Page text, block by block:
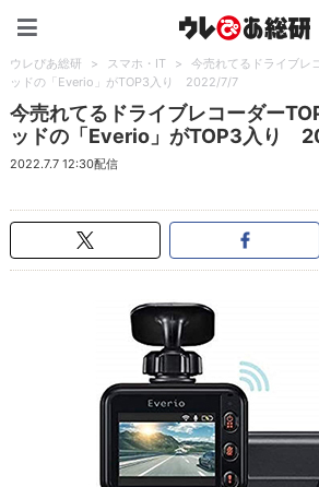
ウレぴあ総研 > スマホ・IT >
今売れてるドライブレ
ッドの「Everio」がTOP3入り 2022/7/7
今売れてるドライブレコーダー
ッドの「Everio」がTOP3入り
2022.7.7 12:30配信